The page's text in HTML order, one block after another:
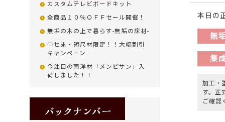
複数種類の注文
低圧メラニン
ン/赤松
成材のみ
クルミ
ゼブラ
カスタムテレビボードキット
全商品１０％ＯＦＦセール開催！
無垢の木の上で暮らす-無垢の床材-
巾せま・短尺材限定！！大幅割引
キャンペーン
今注目の南洋材「メンピサン」入
荷しました！！
本日の
無
集
加工・
す。正
ご確認